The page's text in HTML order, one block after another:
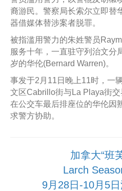
裔游民。警察局长索尔立即替
器借媒体替涉案者脱罪。
被指滥用警力的朱姓警员
服务十年，一直驻守列治文分
岁的华伦(Bernard Warren)。
事发于2月11日晚上11时，一
文区Cabrillo街与La Playa街
在公交车最后排座位的华伦因
求警方协助。
加拿大“班
Larch
9月28日-10月5